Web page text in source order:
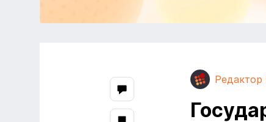
Редактор